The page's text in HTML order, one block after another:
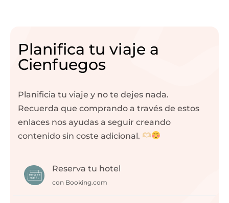
Planifica tu viaje a
Cienfuegos
Planificia tu viaje y no te dejes nada.
Recuerda que comprando a través de estos
enlaces nos ayudas a seguir creando
contenido sin coste adicional.
Reserva tu hotel
con Booking.com